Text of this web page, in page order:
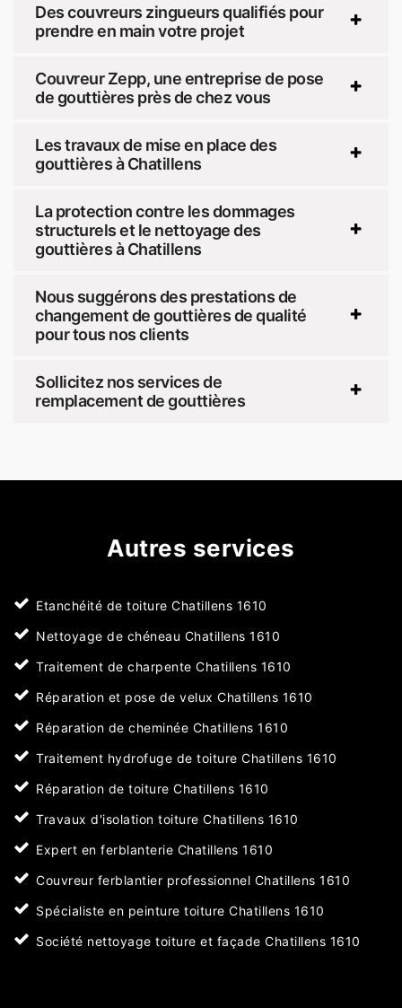
Des couvreurs zingueurs qualifiés pour
prendre en main votre projet
Couvreur Zepp, une entreprise de pose
de gouttières près de chez vous
Les travaux de mise en place des
gouttières à Chatillens
La protection contre les dommages
structurels et le nettoyage des
gouttières à Chatillens
Nous suggérons des prestations de
changement de gouttières de qualité
pour tous nos clients
Sollicitez nos services de
remplacement de gouttières
Autres services
Etanchéité de toiture Chatillens 1610
Nettoyage de chéneau Chatillens 1610
Traitement de charpente Chatillens 1610
Réparation et pose de velux Chatillens 1610
Réparation de cheminée Chatillens 1610
Traitement hydrofuge de toiture Chatillens 1610
Réparation de toiture Chatillens 1610
Travaux d'isolation toiture Chatillens 1610
Expert en ferblanterie Chatillens 1610
Couvreur ferblantier professionnel Chatillens 1610
Spécialiste en peinture toiture Chatillens 1610
Société nettoyage toiture et façade Chatillens 1610